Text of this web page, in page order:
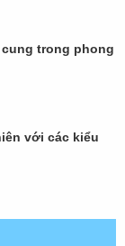
trong phong
với các kiểu